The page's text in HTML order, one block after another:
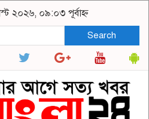
২০২৬, ০৯:০৩ পূর্বাহ্ন
Search